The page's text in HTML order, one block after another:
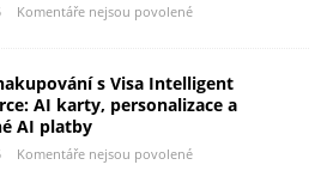
Komentáře nejsou povolené
s Visa Intelligent
AI karty, personalizace a
AI platby
Komentáře nejsou povolené